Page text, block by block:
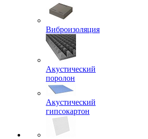
Виброизоляция
Акустический
поролон
Акустический
гипсокартон